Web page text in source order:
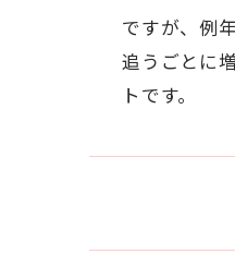
ですが、例
追うごとに
トです。